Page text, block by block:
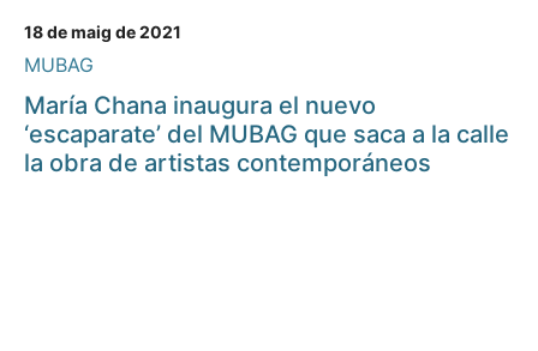
18 de maig de 2021
MUBAG
María Chana inaugura el nuevo
‘escaparate’ del MUBAG que saca a la calle
la obra de artistas contemporáneos